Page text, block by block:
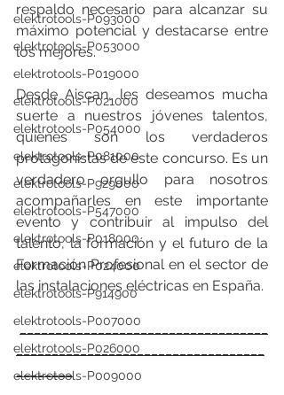
elektrotools-P093000
elektrotools-P053000
elektrotools-P019000
elektrotools-P021000
elektrotools-P054000
elektrotools-P081000
elektrotools-P929000
elektrotools-P547000
elektrotools-P018000
elektrotools-P024000
elektrotools-P914900
elektrotools-P007000
elektrotools-P026000
elektrotools-P009000
respaldo necesario para alcanzar su
máximo potencial y destacarse entre
los mejores.
Desde Aiscan, les deseamos mucha
suerte a nuestros jóvenes talentos,
quienes son los verdaderos
protagonistas de este concurso. Es un
verdadero orgullo para nosotros
acompañarles en este importante
evento y contribuir al impulso del
talento, la formación y el futuro de la
Formación Profesional en el sector de
las instalaciones eléctricas en España.
___________________________________
___________________________________
________